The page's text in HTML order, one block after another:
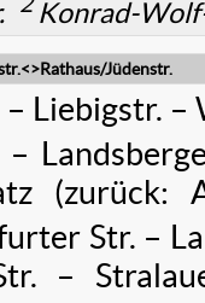
Konrad-
Jüdenstr.
– Liebigstr.
–
(zurück:
Str. –
–